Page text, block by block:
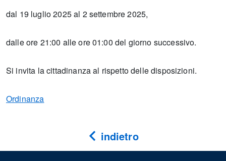
dal 19 luglio 2025 al 2 settembre 2025,
dalle ore 21:00 alle ore 01:00 del giorno successivo.
Si invita la cittadinanza al rispetto delle disposizioni.
Ordinanza
indietro